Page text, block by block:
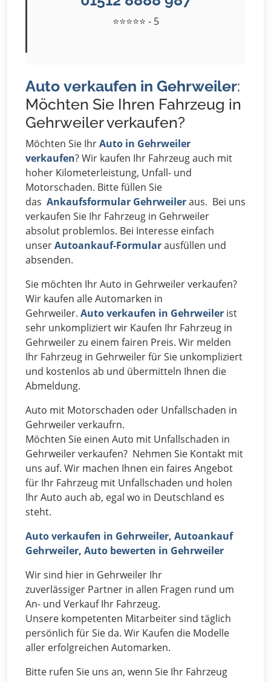
⭐⭐⭐⭐⭐ - 5
Auto verkaufen in Gehrweiler:
Möchten Sie Ihren Fahrzeug in
Gehrweiler verkaufen?
Möchten Sie IhrAuto in Gehrweiler
verkaufen? Wir kaufen Ihr Fahrzeug auch mit
hoher Kilometerleistung, Unfall- und
Motorschaden. Bitte füllen Sie
das Ankaufsformular Gehrweileraus. Bei uns
verkaufen Sie Ihr Fahrzeug in Gehrweiler
absolut problemlos. Bei Interesse einfach
unserAutoankauf-Formularausfüllen und
absenden.
Sie möchten Ihr Auto in Gehrweiler verkaufen?
Wir kaufen alle Automarken in
Gehrweiler. Auto verkaufen in Gehrweiler ist
sehr unkompliziert wir Kaufen Ihr Fahrzeug in
Gehrweiler zu einem fairen Preis. Wir melden
Ihr Fahrzeug in Gehrweiler für Sie unkompliziert
und kostenlos ab und übermitteln Ihnen die
Abmeldung.
Auto mit Motorschaden oder Unfallschaden in
Gehrweiler verkaufrn.
Möchten Sie einen Auto mit Unfallschaden in
Gehrweiler verkaufen? Nehmen Sie Kontakt mit
uns auf. Wir machen Ihnen ein faires Angebot
für Ihr Fahrzeug mit Unfallschaden und holen
Ihr Auto auch ab, egal wo in Deutschland es
steht.
Auto verkaufen in Gehrweiler, Autoankauf
Gehrweiler, Auto bewerten in Gehrweiler
Wir sind hier in Gehrweiler Ihr
zuverlässiger Partner in allen Fragen rund um
An- und Verkauf Ihr Fahrzeug.
Unsere kompetenten Mitarbeiter sind täglich
persönlich für Sie da. Wir Kaufen die Modelle
aller erfolgreichen Automarken.
Bitte rufen Sie uns an, wenn Sie Ihr Fahrzeug